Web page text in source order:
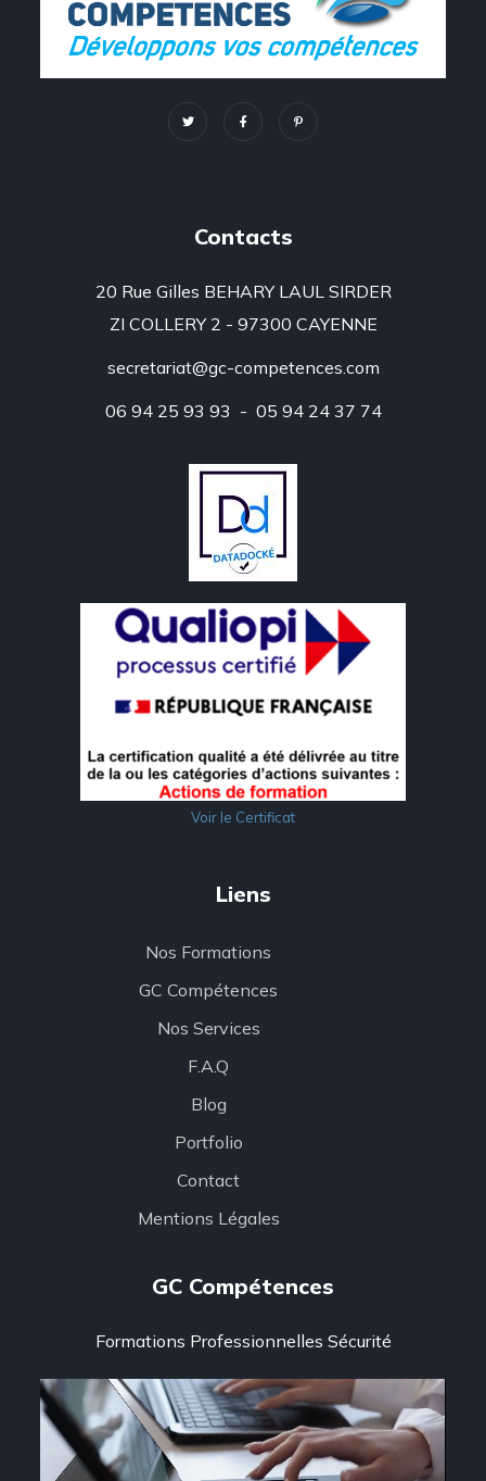
Contacts
20 Rue Gilles BEHARY LAUL SIRDER
ZI COLLERY 2 - 97300 CAYENNE
secretariat@gc-competences.com
06 94 25 93 93 - 05 94 24 37 74
Voir le Certificat
Liens
Nos Formations
GC Compétences
Nos Services
F.A.Q
Blog
Portfolio
Contact
Mentions Légales
GC Compétences
Formations Professionnelles Sécurité